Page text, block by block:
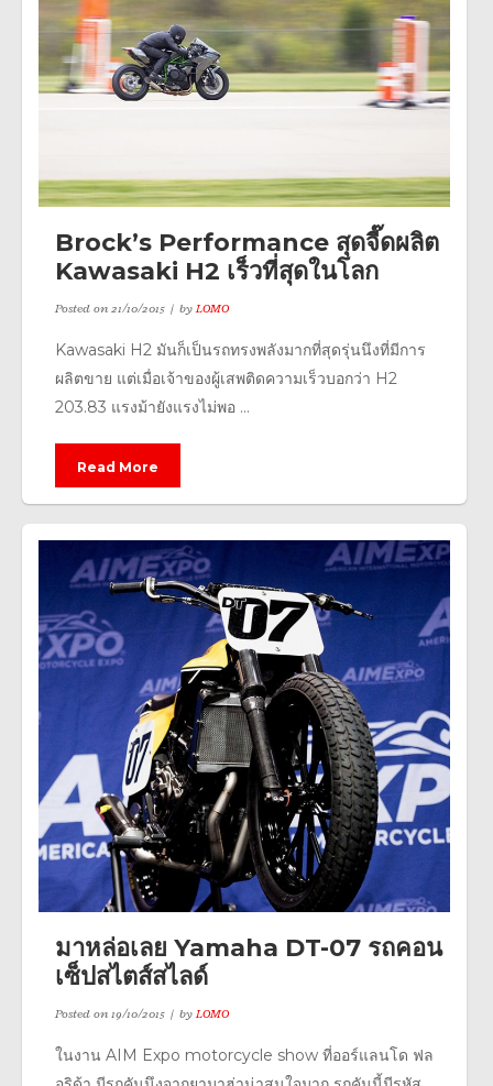
Brock’s Performance สุดจี๊ดผลิต
Kawasaki H2 เร็วที่สุดในโลก
Posted on21/10/2015 byLOMO
Kawasaki H2 มันก็เป็นรถทรงพลังมากที่สุดรุ่นนึงที่มีการ
ผลิตขาย แต่เมื่อเจ้าของผู้เสพติดความเร็วบอกว่า H2
203.83 แรงม้ายังแรงไม่พอ ...
Read More
มาหล่อเลย Yamaha DT-07 รถคอน
เซ็ปสไตส์สไลด์
Posted on19/10/2015 byLOMO
ในงาน AIM Expo motorcycle show ที่ออร์แลนโด ฟล